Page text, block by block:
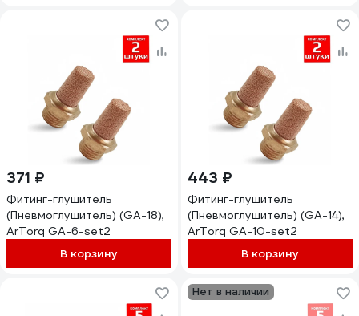
371 ₽
Фитинг-глушитель
(Пневмоглушитель) (GA-18),
ArTorq GA-6-set2
В корзину
443 ₽
Фитинг-глушитель
(Пневмоглушитель) (GA-14),
ArTorq GA-10-set2
В корзину
Нет в наличии